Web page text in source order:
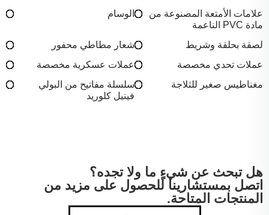
علامات الأمتعة المصنوعة من
مادة PVC الناعمة
الوسام
لصقة بحلقة وشريط
شعار مطاطي محفور
عملات تحدي مخصصة
عملات عسكرية مخصصة
مغناطيس صغير للثلاجة
سلسلة مفاتيح من البولي
فينيل كلوريد
هل تبحث عن شيءٍ ما ولا تجده؟
اتصل بمستشارينا للحصول على مزيد من
المنتجات المتاحة.